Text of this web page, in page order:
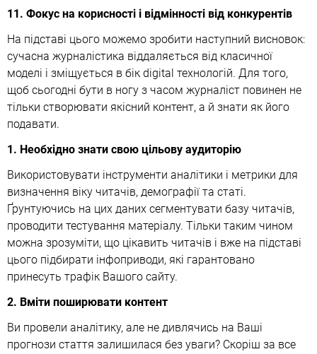
11. Фокус на корисності і відмінності від конкурентів
На підставі цього можемо зробити наступний висновок:
сучасна журналістика віддаляється від класичної
моделі і зміщується в бік digital технологій. Для того,
щоб сьогодні бути в ногу з часом журналіст повинен не
тільки створювати якісний контент, а й знати як його
подавати.
1. Необхідно знати свою цільову аудиторію
Використовувати інструменти аналітики і метрики для
визначення віку читачів, демографії та статі.
Ґрунтуючись на цих даних сегментувати базу читачів,
проводити тестування матеріалу. Тільки таким чином
можна зрозуміти, що цікавить читачів і вже на підставі
цього підбирати інфоприводи, які гарантовано
принесуть трафік Вашого сайту.
2. Вміти поширювати контент
Ви провели аналітику, але не дивлячись на Ваші
прогнози стаття залишилася без уваги? Скоріш за все